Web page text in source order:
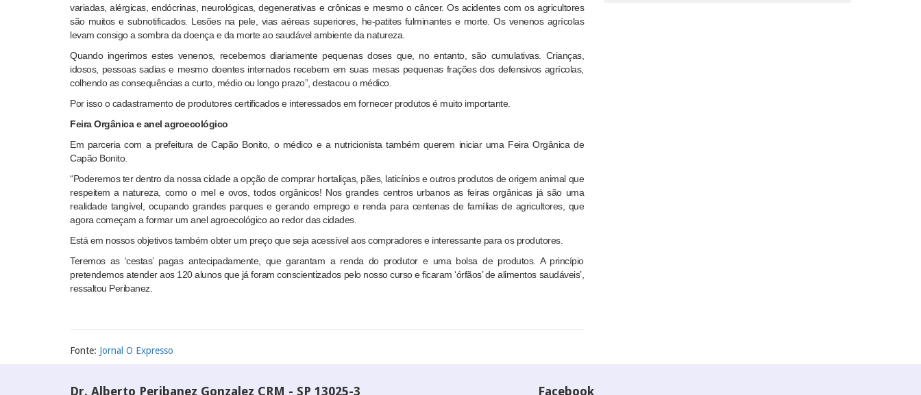
variadas, alérgicas, endócrinas, neurológicas, degenerativas e crônicas e mesmo o câncer. Os acidentes com os agricultores
são muitos e subnotificados. Lesões na pele, vias aéreas superiores, he-patites fulminantes e morte. Os venenos agrícolas
levam consigo a sombra da doença e da morte ao saudável ambiente da natureza.
Quando ingerimos estes venenos, recebemos diariamente pequenas doses que, no entanto, são cumulativas. Crianças,
idosos, pessoas sadias e mesmo doentes internados recebem em suas mesas pequenas frações dos defensivos agrícolas,
colhendo as consequências a curto, médio ou longo prazo”, destacou o médico.
Por isso o cadastramento de produtores certificados e interessados em fornecer produtos é muito importante.
Feira Orgânica e anel agroecológico
Em parceria com a prefeitura de Capão Bonito, o médico e a nutricionista também querem iniciar uma Feira Orgânica de
Capão Bonito.
“Poderemos ter dentro da nossa cidade a opção de comprar hortaliças, pães, laticínios e outros produtos de origem animal que
respeitem a natureza, como o mel e ovos, todos orgânicos! Nos grandes centros urbanos as feiras orgânicas já são uma
realidade tangível, ocupando grandes parques e gerando emprego e renda para centenas de famílias de agricultores, que
agora começam a formar um anel agroecológico ao redor das cidades.
Está em nossos objetivos também obter um preço que seja acessível aos compradores e interessante para os produtores.
Teremos as ‘cestas’ pagas antecipadamente, que garantam a renda do produtor e uma bolsa de produtos. A princípio
pretendemos atender aos 120 alunos que já foram conscientizados pelo nosso curso e ficaram ‘órfãos’ de alimentos saudáveis’,
ressaltou Peribanez.
Fonte: Jornal O Expresso
Dr. Alberto Peribanez Gonzalez CRM - SP 13025-3 Facebook